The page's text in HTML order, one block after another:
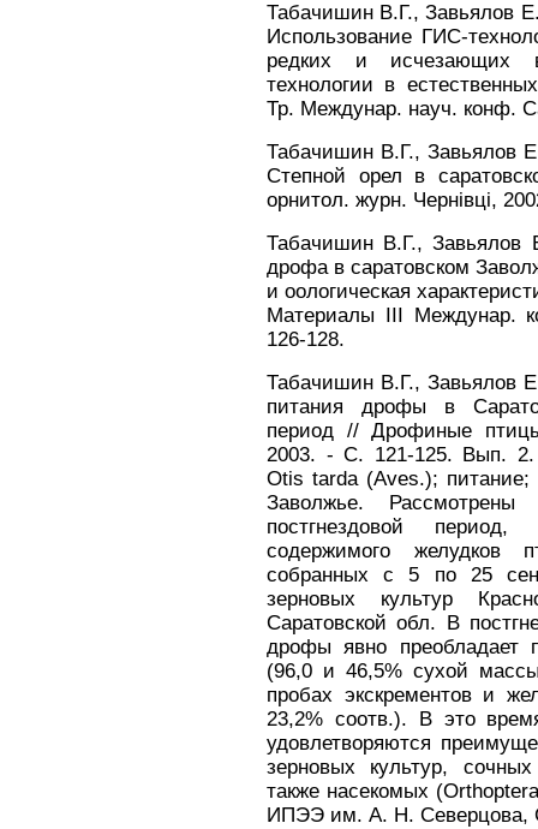
Табачишин В.Г., Завьялов
Использование ГИС-
редких и исчезающих
технологии в
Тр. Междунар. науч. конф.
Табачишин В.Г., Завьялов
Степной орел в
орнитол. журн. Чернiвцi,
Табачишин В.Г., Завьялов
дрофа в саратовском
и оологическая
Материалы III Междунар.
126-128.
Табачишин В.Г., Завьялов
питания дрофы в
период // Дрофиные
2003. - С. 121-125. Вып.
Otis tarda (Aves.); питание;
Заволжье.
постгнездовой
содержимого желудков
собранных с 5 по 25
зерновых культур
Саратовской обл. В
дрофы явно преобладает
(96,0 и 46,5% сухой
пробах экскрементов и
23,2% соотв.). В это
удовлетворяются
зерновых культур,
также насекомых
ИПЭЭ им. А. Н. Северцова,